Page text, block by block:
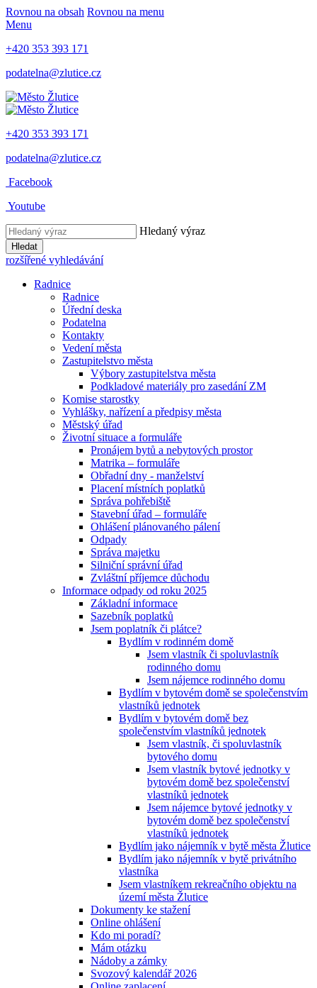
Rovnou na obsah Rovnou na menu
Menu
+420 353 393 171
podatelna@zlutice.cz
+420 353 393 171
podatelna@zlutice.cz
Facebook
Youtube
Hledaný výraz
Hledat
rozšířené vyhledávání
Radnice
Radnice
Úřední deska
Podatelna
Kontakty
Vedení města
Zastupitelstvo města
Výbory zastupitelstva města
Podkladové materiály pro zasedání ZM
Komise starostky
Vyhlášky, nařízení a předpisy města
Městský úřad
Životní situace a formuláře
Pronájem bytů a nebytových prostor
Matrika – formuláře
Obřadní dny - manželství
Placení místních poplatků
Správa pohřebiště
Stavební úřad – formuláře
Ohlášení plánovaného pálení
Odpady
Správa majetku
Silniční správní úřad
Zvláštní příjemce důchodu
Informace odpady od roku 2025
Základní informace
Sazebník poplatků
Jsem poplatník či plátce?
Bydlím v rodinném domě
Jsem vlastník či spoluvlastník
rodinného domu
Jsem nájemce rodinného domu
Bydlím v bytovém domě se společenstvím
vlastníků jednotek
Bydlím v bytovém domě bez
společenstvím vlastníků jednotek
Jsem vlastník, či spoluvlastník
bytového domu
Jsem vlastník bytové jednotky v
bytovém domě bez společenství
vlastníků jednotek
Jsem nájemce bytové jednotky v
bytovém domě bez společenství
vlastníků jednotek
Bydlím jako nájemník v bytě města Žlutice
Bydlím jako nájemník v bytě privátního
vlastníka
Jsem vlastníkem rekreačního objektu na
území města Žlutice
Dokumenty ke stažení
Online ohlášení
Kdo mi poradí?
Mám otázku
Nádoby a zámky
Svozový kalendář 2026